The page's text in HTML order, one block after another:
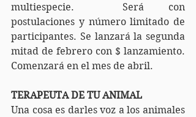
multiespecie.  Será con
postulaciones y número limitado de
participantes. Se lanzará la segunda
mitad de febrero con $ lanzamiento.
Comenzará en el mes de abril.
TERAPEUTA DE TU ANIMAL
Una cosa es darles voz a los animales